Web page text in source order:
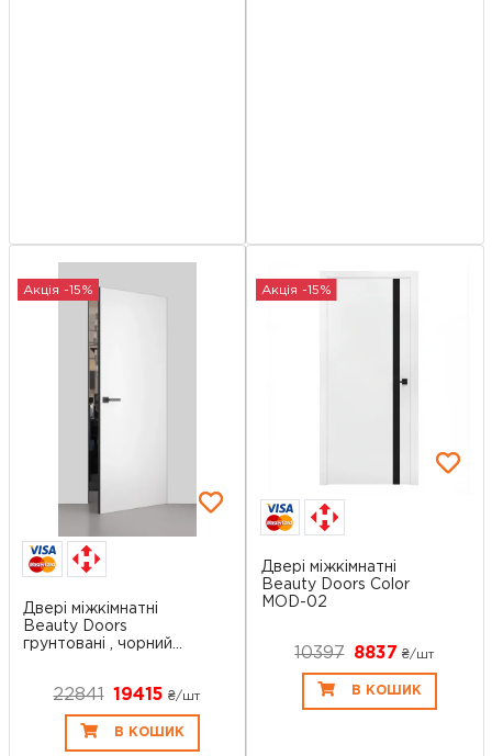
Акція -15%
Двері міжкімнатні
Beauty Doors
грунтовані , чорний...
22841 19415₴/шт
В КОШИК
Акція -15%
Двері міжкімнатні
Beauty Doors Color
MOD-02
10397 8837₴/шт
В КОШИК